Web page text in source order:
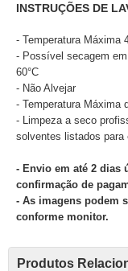
INSTRUÇÕES DE
- Temperatura Máxima
- Possível secagem
60°C
- Não Alvejar
- Temperatura Máxima
- Limpeza a seco
solventes listados
- Envio em até 2 dias
confirmação de
- As imagens podem
conforme monitor.
Produtos